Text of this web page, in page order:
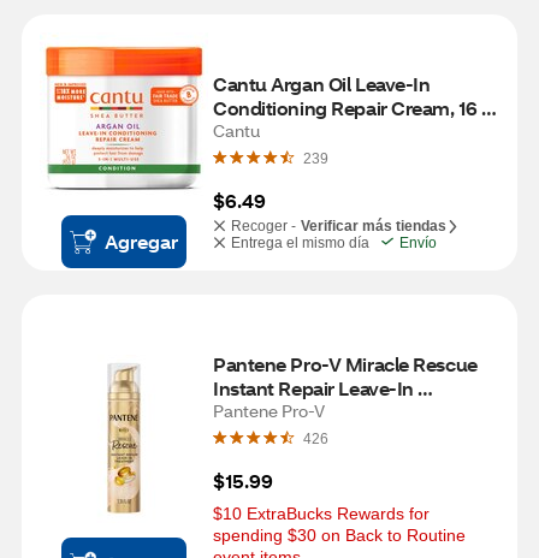
Agregar
Cantu Argan Oil Leave-In
Conditioning Repair Cream, 16
OZ
Cantu
239
$6.49
Recoger - Verificar más tiendas
Entrega el mismo día
Envío
Pantene Pro-V Miracle Rescue
Instant Repair Leave-In
Treatment, 3.38 OZ
Pantene Pro-V
426
$15.99
$10 ExtraBucks Rewards for
spending $30 on Back to Routine